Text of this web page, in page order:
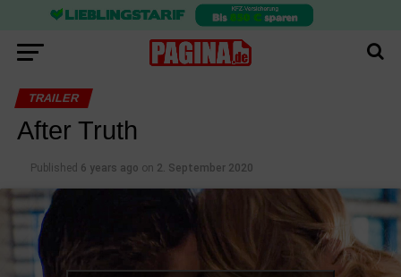
TRAILER
After Truth
Published 6 years ago on 2. September 2020